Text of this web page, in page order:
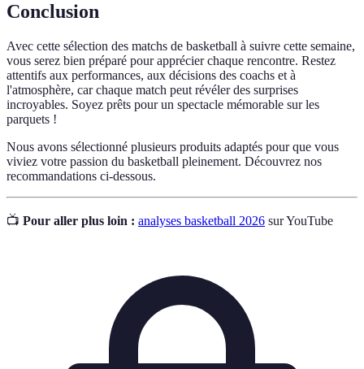
Conclusion
Avec cette sélection des matchs de basketball à suivre cette semaine,
vous serez bien préparé pour apprécier chaque rencontre. Restez
attentifs aux performances, aux décisions des coachs et à
l'atmosphère, car chaque match peut révéler des surprises
incroyables. Soyez prêts pour un spectacle mémorable sur les
parquets !
Nous avons sélectionné plusieurs produits adaptés pour que vous
viviez votre passion du basketball pleinement. Découvrez nos
recommandations ci-dessous.
📺 Pour aller plus loin : analyses basketball 2026 sur YouTube